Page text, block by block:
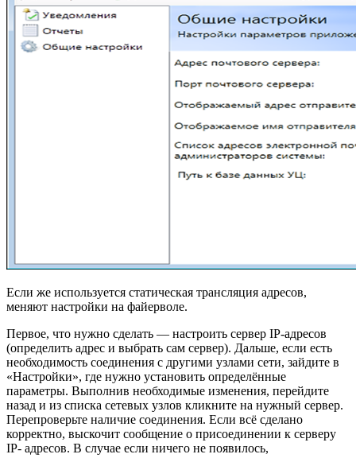
Если же используется статическая трансляция адресов,
меняют настройки на файерволе.
Первое, что нужно сделать — настроить сервер IP-адресов
(определить адрес и выбрать сам сервер). Дальше, если есть
необходимость соединения с другими узлами сети, зайдите в
«Настройки», где нужно установить определённые
параметры. Выполнив необходимые изменения, перейдите
назад и из списка сетевых узлов кликните на нужный сервер.
Перепроверьте наличие соединения. Если всё сделано
корректно, выскочит сообщение о присоединении к серверу
IP- адресов. В случае если ничего не появилось,